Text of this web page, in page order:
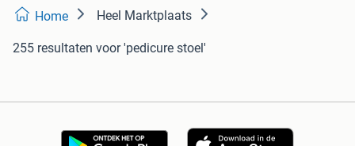
Home Heel Marktplaats
255 resultaten voor 'pedicure stoel'